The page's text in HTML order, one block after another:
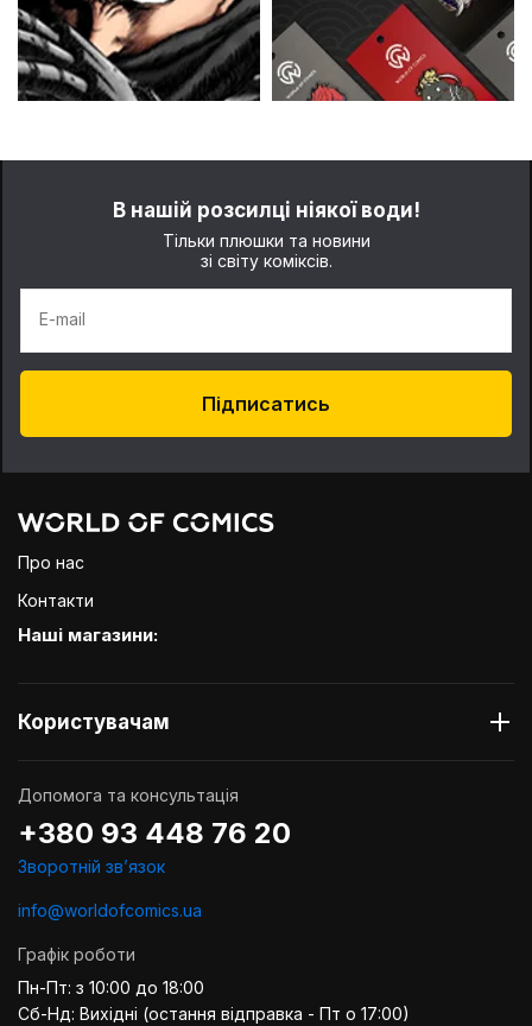
В нашій розсилці ніякої води!
Тільки плюшки та новини
зі світу коміксів.
E-mail
Підписатись
Про нас
Контакти
Наші магазини:
Користувачам
Допомога та консультація
+380 93 448 76 20
Зворотній звʼязок
info@worldofcomics.ua
Графік роботи
Пн-Пт: з 10:00 до 18:00
Сб-Нд: Вихідні (остання відправка - Пт о 17:00)